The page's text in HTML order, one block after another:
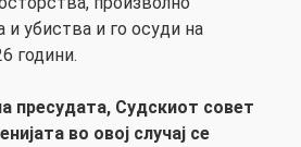
убиства и го осуди на
години.
пресудата, Судскиот совет
во овој случај се